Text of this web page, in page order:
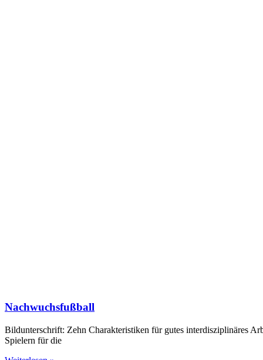
Nachwuchsfußball
Bildunterschrift: Zehn Charakteristiken für gutes interdisziplinäres
Spielern für die